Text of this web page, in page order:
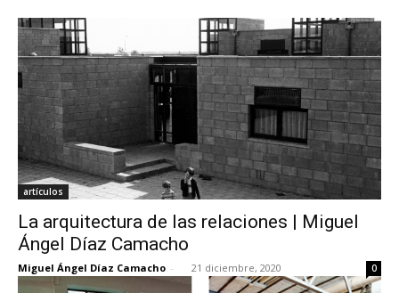
artículos
La arquitectura de las relaciones | Miguel
Ángel Díaz Camacho
Miguel Ángel Díaz Camacho - 21 diciembre, 2020 0